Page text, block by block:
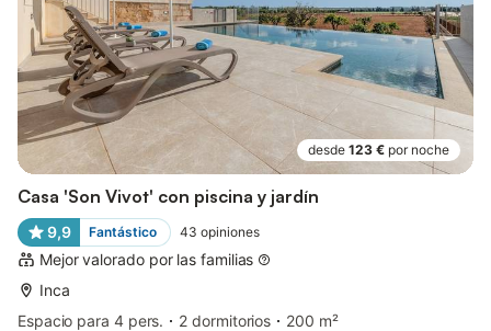
desde 123 € por noche
Casa 'Son Vivot' con piscina y jardín
9,9 Fantástico 43 opiniones
Mejor valorado por las familias
Inca
Espacio para 4 pers.
2 dormitorios
200 m²